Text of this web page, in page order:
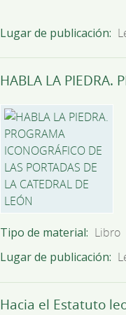
Lugar de publicación
HABLA LA PIEDRA.
Tipo de material Libro
Lugar de publicación
Hacia el Estatuto